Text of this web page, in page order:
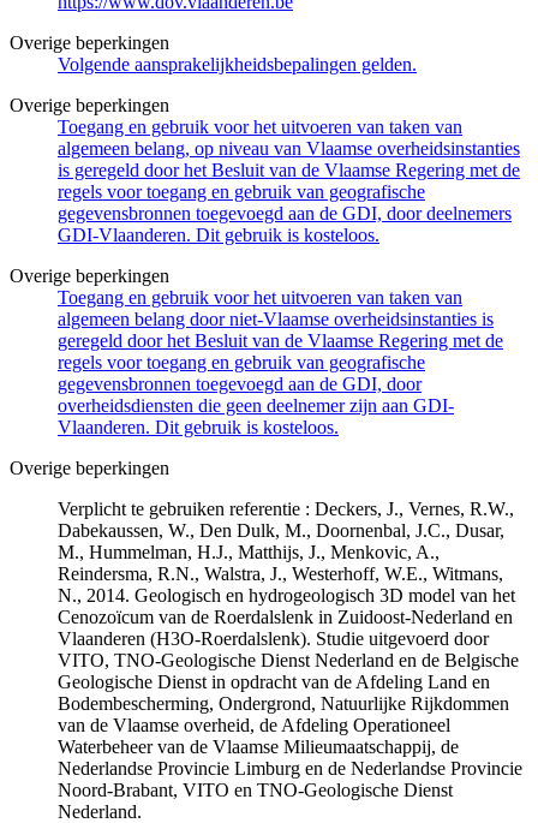
Overige beperkingen
Volgende aansprakelijkheidsbepalingen gelden.
Overige beperkingen
Toegang en gebruik voor het uitvoeren van taken van
algemeen belang, op niveau van Vlaamse overheidsinstanties
is geregeld door het Besluit van de Vlaamse Regering met de
regels voor toegang en gebruik van geografische
gegevensbronnen toegevoegd aan de GDI, door deelnemers
GDI-Vlaanderen. Dit gebruik is kosteloos.
Overige beperkingen
Toegang en gebruik voor het uitvoeren van taken van
algemeen belang door niet-Vlaamse overheidsinstanties is
geregeld door het Besluit van de Vlaamse Regering met de
regels voor toegang en gebruik van geografische
gegevensbronnen toegevoegd aan de GDI, door
overheidsdiensten die geen deelnemer zijn aan GDI-
Vlaanderen. Dit gebruik is kosteloos.
Overige beperkingen
Verplicht te gebruiken referentie : Deckers, J., Vernes, R.W.,
Dabekaussen, W., Den Dulk, M., Doornenbal, J.C., Dusar,
M., Hummelman, H.J., Matthijs, J., Menkovic, A.,
Reindersma, R.N., Walstra, J., Westerhoff, W.E., Witmans,
N., 2014. Geologisch en hydrogeologisch 3D model van het
Cenozoïcum van de Roerdalslenk in Zuidoost-Nederland en
Vlaanderen (H3O-Roerdalslenk). Studie uitgevoerd door
VITO, TNO-Geologische Dienst Nederland en de Belgische
Geologische Dienst in opdracht van de Afdeling Land en
Bodembescherming, Ondergrond, Natuurlijke Rijkdommen
van de Vlaamse overheid, de Afdeling Operationeel
Waterbeheer van de Vlaamse Milieumaatschappij, de
Nederlandse Provincie Limburg en de Nederlandse Provincie
Noord-Brabant, VITO en TNO-Geologische Dienst
Nederland.